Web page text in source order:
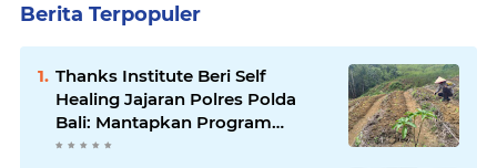
Berita Terpopuler
Thanks Institute Beri Self
Healing Jajaran Polres Polda
Bali: Mantapkan Program
Unggulan Kapolda